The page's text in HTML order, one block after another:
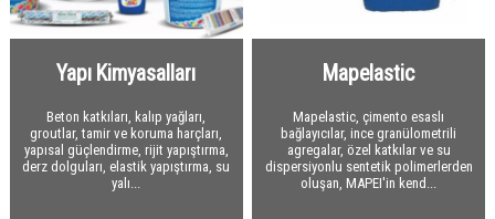
Taşyünü Dökme
İzocamflex
Kauçuk Özel Malzemeler
Polietilen
Tesisat Kaplamaları
Danmat PVC Folyo
Hava Kanalları
Flexible Hava Kanalları
Havalandırma Fanları
Yardımcı Malzemeler
Ses Yalıtım Malzemeleri
Akustik Süngerler
Kauçuk Levha ve Şilteler
Yangın Yalıtım Malzemeleri
Kalsiyum Silikat Levhalar
Yapı Kimyasalları
Beton katkıları, kalıp yağları,
groutlar, tamir ve koruma harçları,
yapısal güçlendirme, rijit yapıştırma,
derz dolguları, elastik yapıştırma, su
yalı...
Mapelastic
Mapelastic, çimento esaslı
bağlayıcılar, ince granülometrili
agregalar, özel katkılar ve su
dispersiyonlu sentetik polimerlerden
oluşan, MAPEI'in kend...